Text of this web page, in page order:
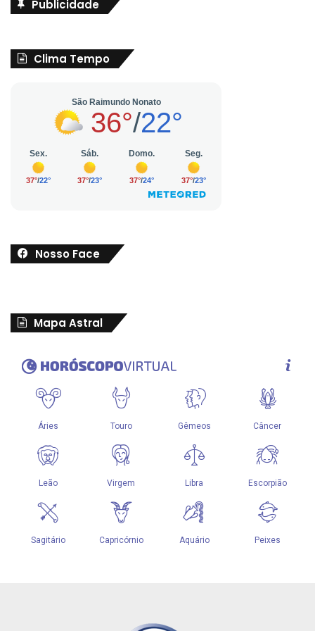
Publicidade
Clima Tempo
Nosso Face
Mapa Astral